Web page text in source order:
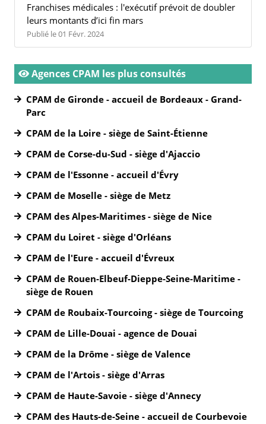
Franchises médicales : l'exécutif prévoit de doubler
leurs montants d’ici fin mars
Publié le 01 Févr. 2024
Agences CPAM les plus consultés
CPAM de Gironde - accueil de Bordeaux - Grand-
Parc
CPAM de la Loire - siège de Saint-Étienne
CPAM de Corse-du-Sud - siège d'Ajaccio
CPAM de l'Essonne - accueil d'Évry
CPAM de Moselle - siège de Metz
CPAM des Alpes-Maritimes - siège de Nice
CPAM du Loiret - siège d'Orléans
CPAM de l'Eure - accueil d'Évreux
CPAM de Rouen-Elbeuf-Dieppe-Seine-Maritime -
siège de Rouen
CPAM de Roubaix-Tourcoing - siège de Tourcoing
CPAM de Lille-Douai - agence de Douai
CPAM de la Drôme - siège de Valence
CPAM de l'Artois - siège d'Arras
CPAM de Haute-Savoie - siège d'Annecy
CPAM des Hauts-de-Seine - accueil de Courbevoie